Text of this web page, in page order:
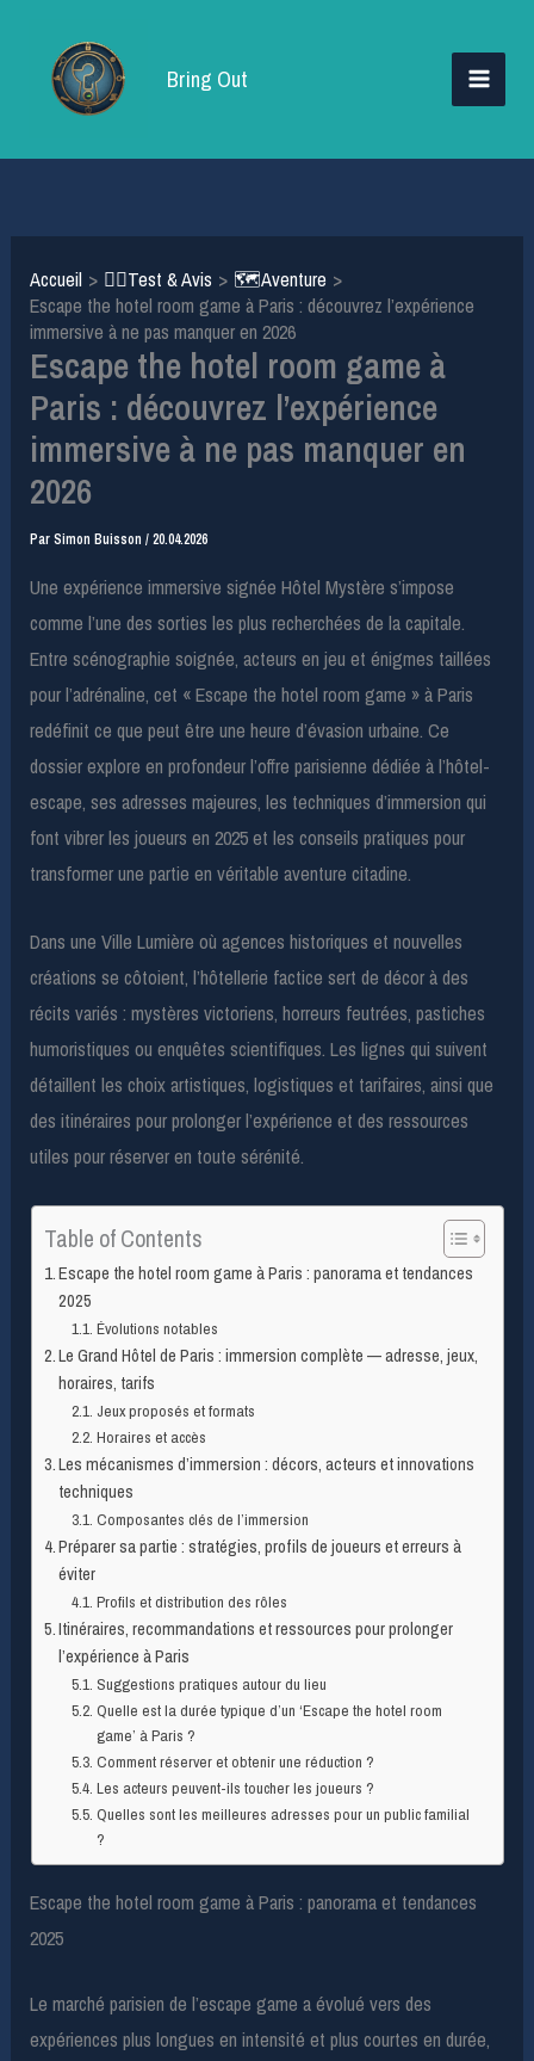
contenu
Bring Out
Accueil 🕵️‍♂️Test & Avis
🗺️Aventure
Escape the hotel room game à Paris : découvrez l’expérience
immersive à ne pas manquer en 2026
Escape the hotel room game à
Paris : découvrez l’expérience
immersive à ne pas manquer en
2026
ParSimon Buisson/20.04.2026
Une expérience immersive signée Hôtel Mystère s’impose
comme l’une des sorties les plus recherchées de la capitale.
Entre scénographie soignée, acteurs en jeu et énigmes taillées
pour l’adrénaline, cet « Escape the hotel room game » à Paris
redéfinit ce que peut être une heure d’évasion urbaine. Ce
dossier explore en profondeur l’offre parisienne dédiée à l’hôtel-
escape, ses adresses majeures, les techniques d’immersion qui
font vibrer les joueurs en 2025 et les conseils pratiques pour
transformer une partie en véritable aventure citadine.
Dans une Ville Lumière où agences historiques et nouvelles
créations se côtoient, l’hôtellerie factice sert de décor à des
récits variés : mystères victoriens, horreurs feutrées, pastiches
humoristiques ou enquêtes scientifiques. Les lignes qui suivent
détaillent les choix artistiques, logistiques et tarifaires, ainsi que
des itinéraires pour prolonger l’expérience et des ressources
utiles pour réserver en toute sérénité.
Table of Contents
Escape the hotel room game à Paris : panorama et tendances
2025
Évolutions notables
Le Grand Hôtel de Paris : immersion complète — adresse, jeux,
horaires, tarifs
Jeux proposés et formats
Horaires et accès
Les mécanismes d’immersion : décors, acteurs et innovations
techniques
Composantes clés de l’immersion
Préparer sa partie : stratégies, profils de joueurs et erreurs à
éviter
Profils et distribution des rôles
Itinéraires, recommandations et ressources pour prolonger
l’expérience à Paris
Suggestions pratiques autour du lieu
Quelle est la durée typique d’un ‘Escape the hotel room
game’ à Paris ?
Comment réserver et obtenir une réduction ?
Les acteurs peuvent-ils toucher les joueurs ?
Quelles sont les meilleures adresses pour un public familial
?
Escape the hotel room game à Paris : panorama et tendances
2025
Le marché parisien de l’escape game a évolué vers des
expériences plus longues en intensité et plus courtes en durée,